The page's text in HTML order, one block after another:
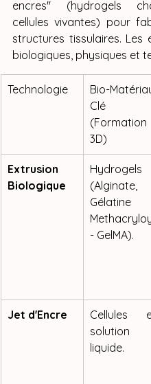
encres" (hydrogels
cellules vivantes) pour
structures tissulaires. Les
biologiques, physiques et
Technologie
Bio-
Clé
(Formation
3D)
Extrusion
Biologique
Hydrogels
(Alginate,
Gélatine
- GelMA).
Jet d'Encre
Cellules
solution
liquide.